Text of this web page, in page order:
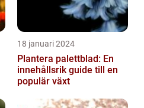
18 januari 2024
Plantera palettblad: En
innehållsrik guide till en
populär växt